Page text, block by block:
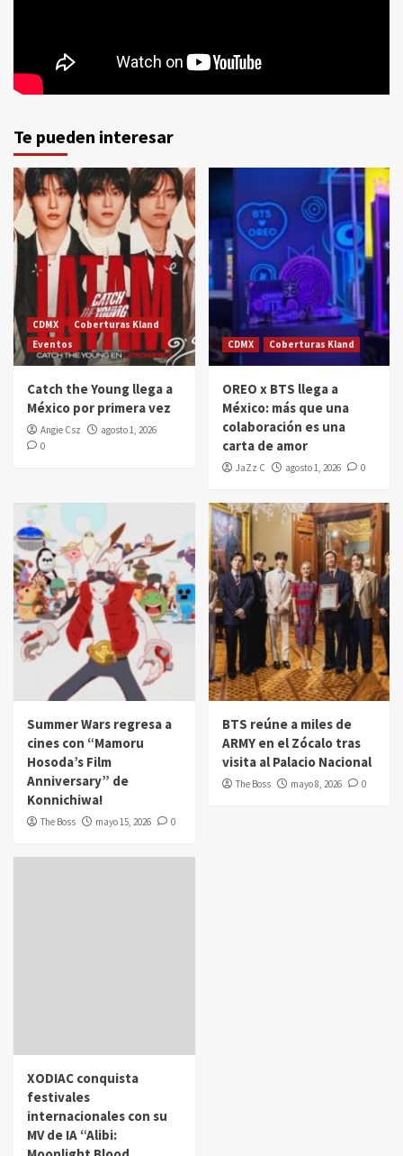
Te pueden interesar
CDMX
Coberturas Kland
Eventos
Catch the Young llega a
México por primera vez
Angie Csz
agosto 1, 2026
0
CDMX Coberturas Kland
OREO x BTS llega a
México: más que una
colaboración es una
carta de amor
JaZz C agosto 1, 2026 0
Summer Wars regresa a
cines con “Mamoru
Hosoda’s Film
Anniversary” de
Konnichiwa!
The Boss mayo 15, 2026 0
BTS reúne a miles de
ARMY en el Zócalo tras
visita al Palacio Nacional
The Boss mayo 8, 2026 0
XODIAC conquista
festivales
internacionales con su
MV de IA “Alibi: